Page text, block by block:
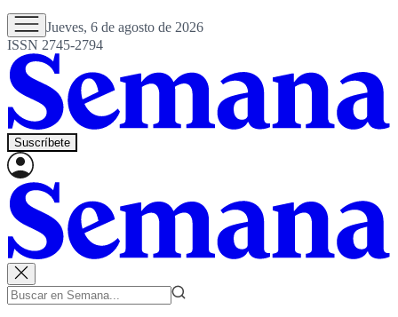
Jueves, 6 de agosto de 2026
ISSN 2745-2794
Suscríbete